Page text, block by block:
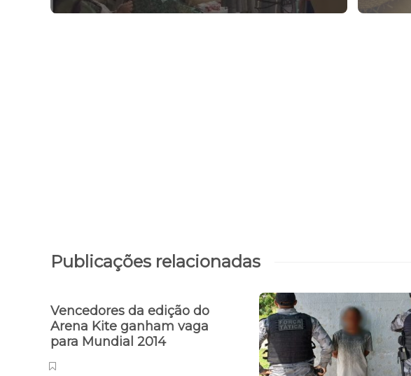
Publicações relacionadas
Vencedores da edição do
Arena Kite ganham vaga
para Mundial 2014